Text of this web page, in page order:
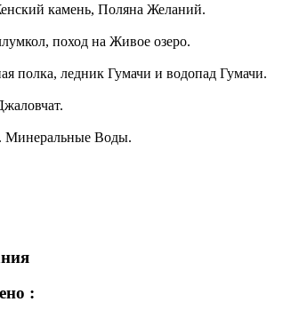
камень, Поляна Желаний.
поход на Живое озеро.
полка, ледник Гумачи и водопад Гумачи.
Минеральные Воды.
: